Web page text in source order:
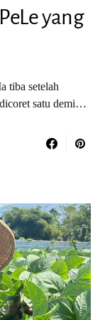
yang
tiba setelah
satu demi…